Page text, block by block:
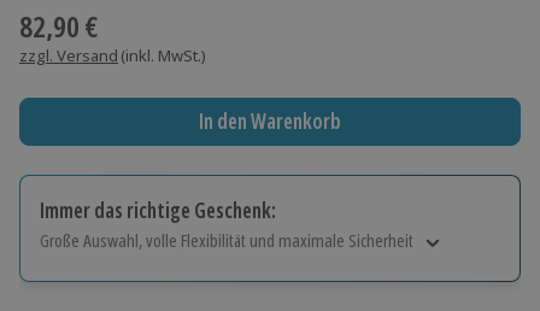
82,90 €
zzgl. Versand (inkl. MwSt.)
In den Warenkorb
Immer das richtige Geschenk:
Große Auswahl, volle Flexibilität und maximale Sicherheit